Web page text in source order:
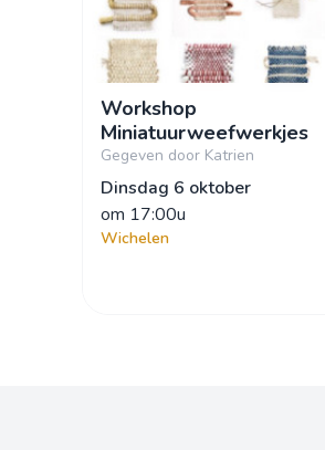
Workshop
Miniatuurweefwerkjes
Gegeven door Katrien
Dinsdag 6 oktober
om 17:00u
Wichelen